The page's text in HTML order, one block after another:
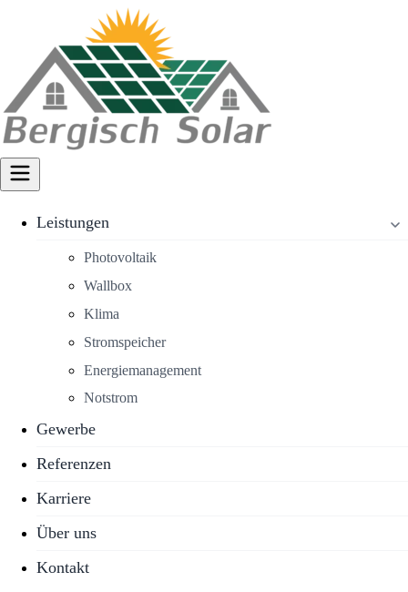
Leistungen
Photovoltaik
Wallbox
Klima
Stromspeicher
Energiemanagement
Notstrom
Gewerbe
Referenzen
Karriere
Über uns
Kontakt